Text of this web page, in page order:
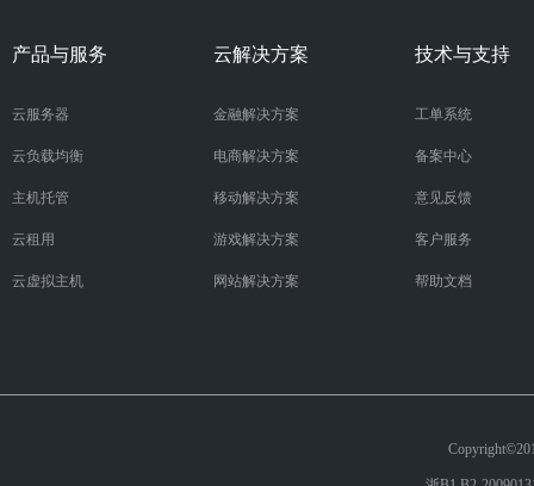
产品与服务
云服务器
云负载均衡
主机托管
云租用
云虚拟主机
云解决方案
金融解决方案
电商解决方案
移动解决方案
游戏解决方案
网站解决方案
技术与支持
工单系统
备案中心
意见反馈
客户服务
帮助文档